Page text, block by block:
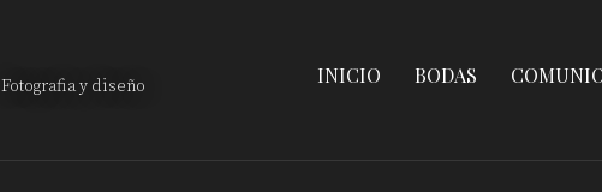
Fotografia y diseño INICIO BODAS